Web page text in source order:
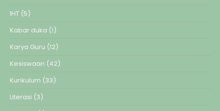
IHT (5)
Kabar duka (1)
Karya Guru (12)
Kesiswaan (42)
Kurikulum (33)
Literasi (3)